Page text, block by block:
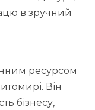
в зручний
ресурсом
Він
бізнесу,